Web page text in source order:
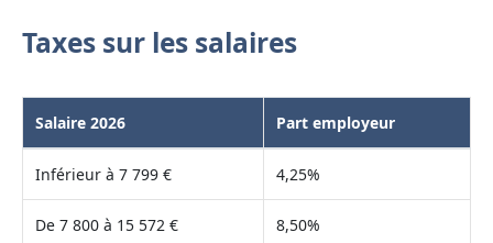
Taxes sur les salaires
Salaire 2026 Part employeur
Inférieur à 7 799 € 4,25%
De 7 800 à 15 572 € 8,50%